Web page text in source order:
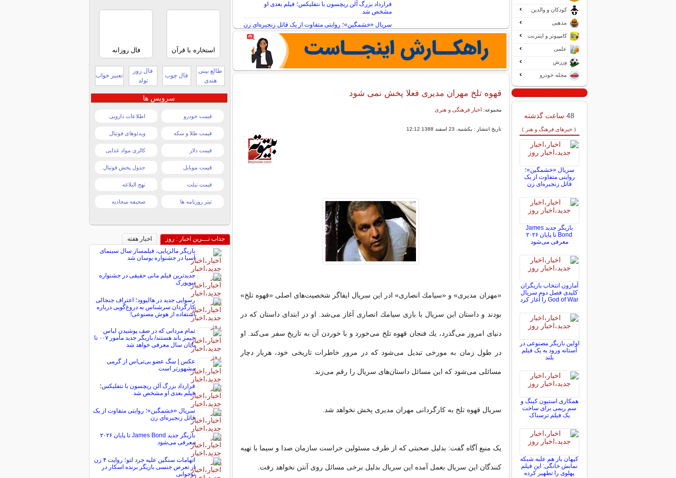
قرارداد بزرگ آلن ریچسون با نتفلیکس؛ فیلم بعدی او
مشخص شد
سریال «خشمگین»؛ روایتی متفاوت از یک قاتل زنجیره‌ای زن
قهوه تلخ مهران مدیری فعلا پخش نمی شود
مجموعه: اخبار فرهنگی و هنری
تاریخ انتشار : یکشنبه, 23 اسفند 1388 12:12
«مهران مدیری» و «سیامك انصاری» ادر این سریال ایفاگر شخصیت‌های اصلی «قهوه تلخ»
بودند و داستان این سریال با بازی سیامك انصاری آغاز می‌شد. او در ابتدای داستان كه در
دنیای امروز می‌گذرد، یك فنجان قهوه تلخ می‌خورد و با خوردن آن به تاریخ سفر می‌كند. او
در طول زمان به مورخی تبدیل می‌شود كه در مرور خاطرات تاریخی خود، هربار دچار
مسائلی می‌شود كه این مسائل داستان‌های سریال را رقم می‌زند.
سریال قهوه تلخ به کارگردانی مهران مدیری پخش نخواهد شد.
یک منبع آگاه گفت: بدلیل صحبتی که از طرف مسئولین حراست سازمان صدا و سیما با تهیه
کنندگان این سریال بعمل آمده این سریال بدلیل برخی مسائل روی آنتن نخواهد رفت.
کودکان و والدین
مذهبی
کامپیوتر و اینترنت
علمی
ورزش
مجله خودرو
48 ساعت گذشته
( خبرهای فرهنگ و هنر )
سریال «خشمگین»؛
روایتی متفاوت از یک
قاتل زنجیره‌ای زن
بازیگر جدید James
Bond تا پایان ۲۰۲۶
معرفی می‌شود
آمازون انتخاب بازیگران
کلیدی فصل دوم سریال
God of War را آغاز کرد
اولین بازیگر مصنوعی در
آستانه ورود به یک فیلم
بلند
همکاری استیون کینگ و
سم ریمی برای ساخت
یک فیلم ترسناک
کیهان باز هم علیه شبکه
نمابش خانگی: این فیلم
پهلوی را تطهیر کرده
استخاره با قرآن فال روزانه
طالع بینی
هندی
فال چوب
فال روز
تولد
تعبیر خواب
سرویس ها
قیمت خودرو اطلاعات دارویی
قیمت طلا و سکه ویدئوهای فوتبال
قیمت دلار کالری مواد غذایی
قیمت موبایل جدول پخش فوتبال
قیمت تبلت نهج البلاغه
تیتر روزنامه ها صحیفه سجادیه
جذاب تـــرین اخبار : روز
اخبار هفته
بازیگر مالزیایی، فیلمساز سال سینمای
آسیا در جشنواره بوسان شد
جدیدترین فیلم مانی حقیقی در جشنواره
نیویورک
رسوایی جدید در هالیوود؛ اعتراف جنجالی
کارگردان سرشناس به دروغ‌گویی درباره
استفاده از هوش مصنوعی!
تمام مردانی که در صف پوشیدن لباس
جیمز باند هستند/ بازیگر جدید مأمور ۰۰۷ تا
پایان سال معرفی خواهد شد
عکس | سگ عضو بی‌تی‌اس از گرمی
مشهورتر است
قرارداد بزرگ آلن ریچسون با نتفلیکس؛
فیلم بعدی او مشخص شد
سریال «خشمگین»؛ روایتی متفاوت از یک
قاتل زنجیره‌ای زن
بازیگر جدید James Bond تا پایان ۲۰۲۶
معرفی می‌شود
اتهامات سنگین علیه جرد لتو؛ روایت ۴ زن
از تعرض جنسی بازیگر برنده اسکار در
نوجوانی